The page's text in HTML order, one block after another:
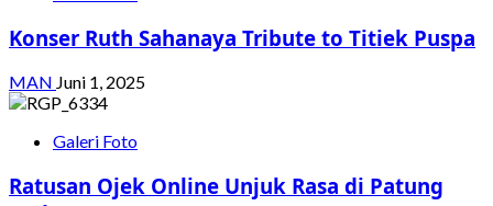
Konser Ruth Sahanaya Tribute to Titiek Puspa
MAN Juni 1, 2025
Galeri Foto
Ratusan Ojek Online Unjuk Rasa di Patung